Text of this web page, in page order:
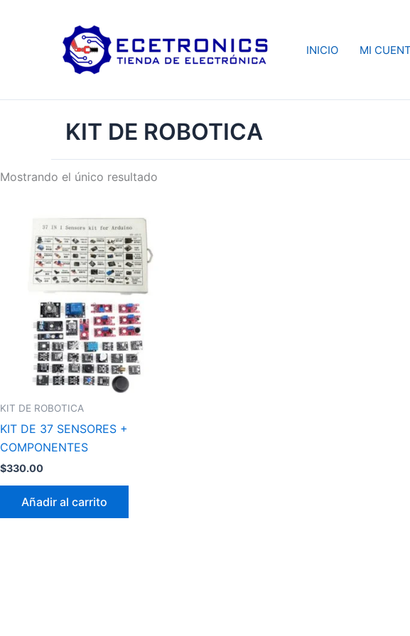
INICIO MI
KIT DE ROBOTICA
Mostrando el único resultado
KIT DE ROBOTICA
KIT DE 37 SENSORES +
COMPONENTES
$330.00
Añadir al carrito